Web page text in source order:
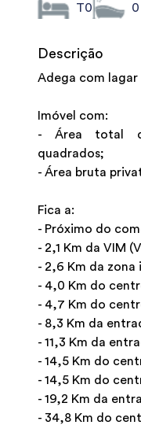
T0 0
Descrição
Adega com lagar
Imóvel com:
- Área total
quadrados;
- Área bruta
Fica a:
- Próximo do
- 2,1 Km da VIM
- 2,6 Km da
- 4,0 Km do
- 4,7 Km do
- 8,3 Km da
- 11,3 Km da
- 14,5 Km do
- 14,5 Km do
- 19,2 Km da
- 34,8 Km do